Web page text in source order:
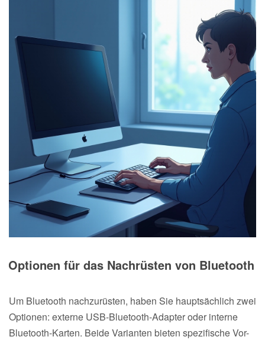
Optionen für das Nachrüsten von Bluetooth
Um Bluetooth nachzurüsten, haben Sie hauptsächlich zwei
Optionen: externe USB-Bluetooth-Adapter oder interne
Bluetooth-Karten. Beide Varianten bieten spezifische Vor-